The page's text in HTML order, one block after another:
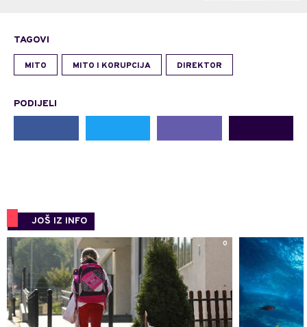
TAGOVI
MITO MITO I KORUPCIJA DIREKTOR
PODIJELI
JOŠ IZ INFO
0